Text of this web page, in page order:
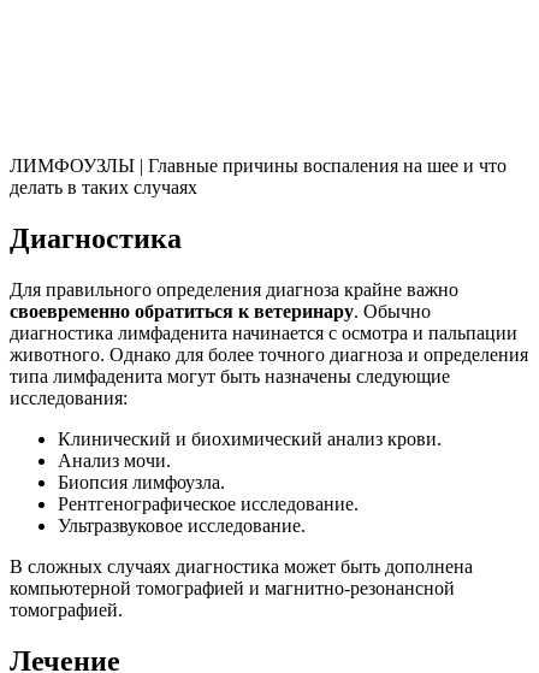
ЛИМФОУЗЛЫ | Главные причины воспаления на шее и что
делать в таких случаях
Диагностика
Для правильного определения диагноза крайне важно
своевременно обратиться к ветеринару. Обычно
диагностика лимфаденита начинается с осмотра и пальпации
животного. Однако для более точного диагноза и определения
типа лимфаденита могут быть назначены следующие
исследования:
Клинический и биохимический анализ крови.
Анализ мочи.
Биопсия лимфоузла.
Рентгенографическое исследование.
Ультразвуковое исследование.
В сложных случаях диагностика может быть дополнена
компьютерной томографией и магнитно-резонансной
томографией.
Лечение